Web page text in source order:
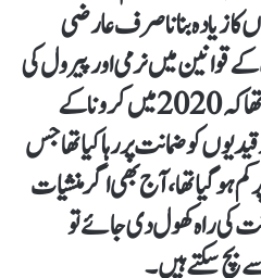
کا زیادہ بنانا صرف عارضی
میں نرمی اور پیرول کی
سہولت ہے۔‘ ان کا مزید کہنا تھا کہ 2020 میں کرونا کے
کو ضمانت پر رہا کیا تھا جس
ہو گیا تھا، آج بھی اگر منشیات
راہ کھول دی جائے تو
بچ سکتے ہیں۔